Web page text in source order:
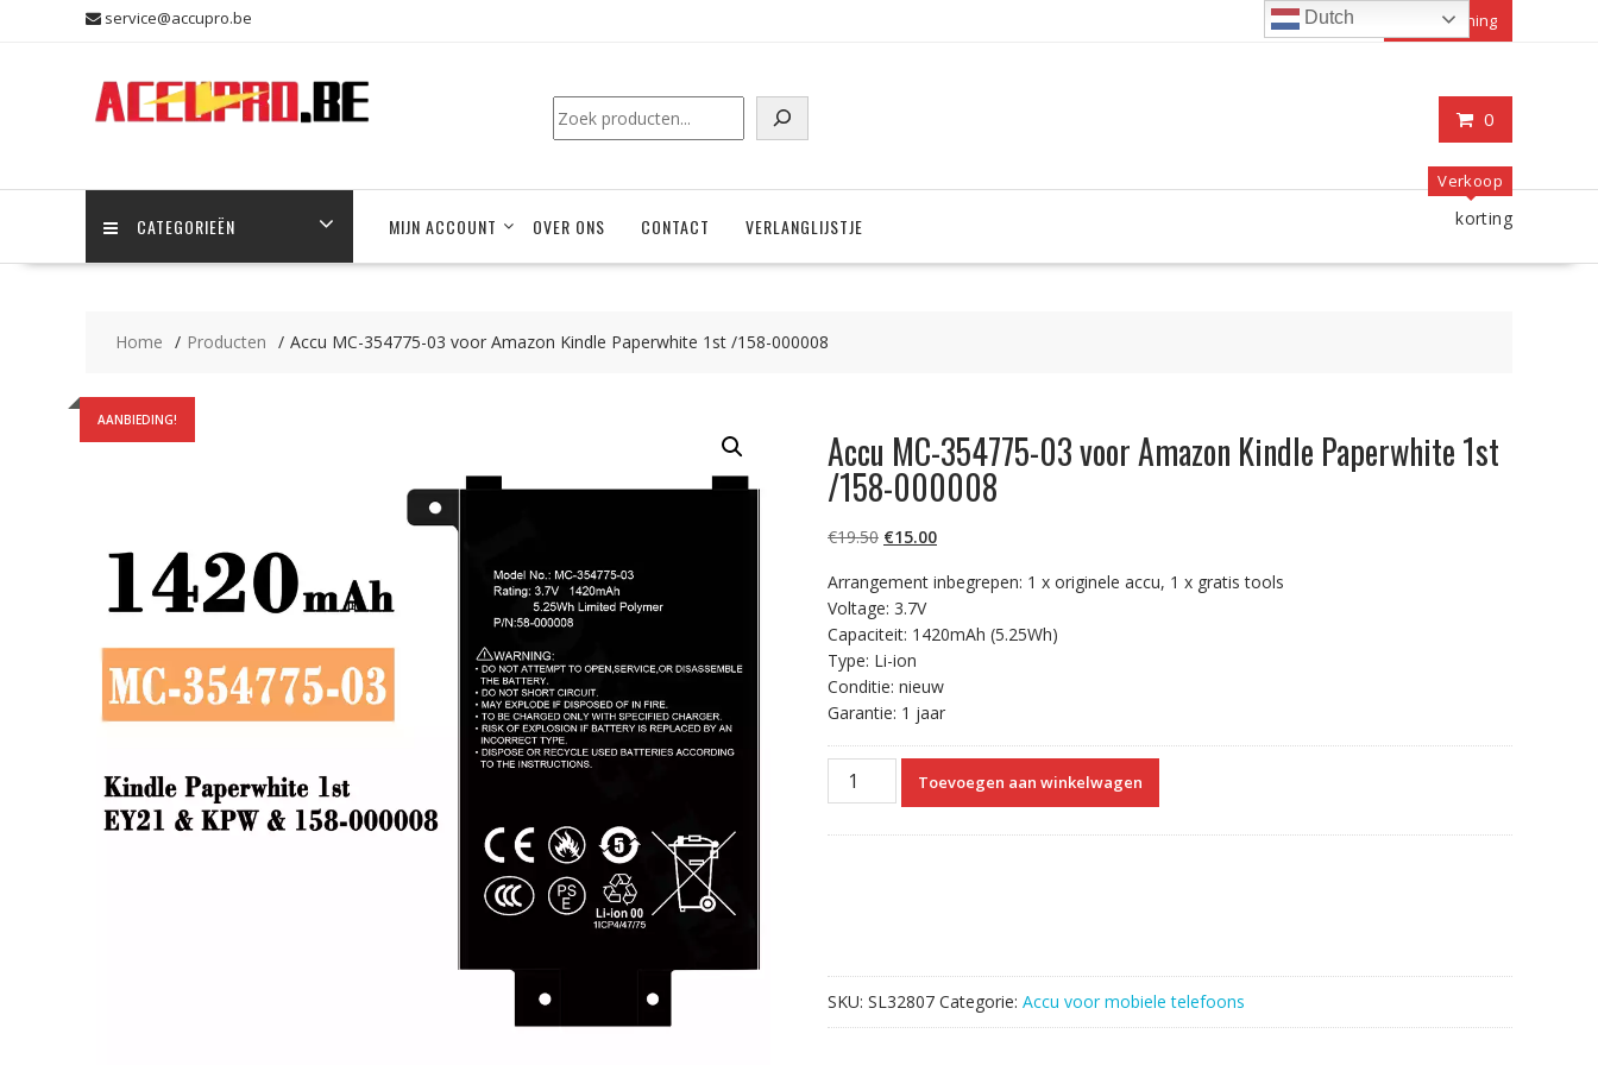
service@accupro.be Mijn rekening
0
Zoeken
CATEGORIEËN MIJN ACCOUNT OVER ONS CONTACT VERLANGLIJSTJE
Verkoop
korting
Home Producten Accu MC-354775-03 voor Amazon Kindle Paperwhite 1st /158-000008
AANBIEDING!
Accu MC-354775-03 voor Amazon Kindle Paperwhite 1st
/158-000008
€19.50 Oorspronkelijke
was:
€19.50.
€15.00Huidige
is:
Arrangement inbegrepen: 1 x originele accu, 1 x gratis tools
Voltage: 3.7V
Capaciteit: 1420mAh (5.25Wh)
Type: Li-ion
Conditie: nieuw
Garantie: 1 jaar
Accu
MC-
1st
/158-
000008
Toevoegen aan winkelwagen
SKU: SL32807 Categorie: Accu voor mobiele telefoons
Dutch